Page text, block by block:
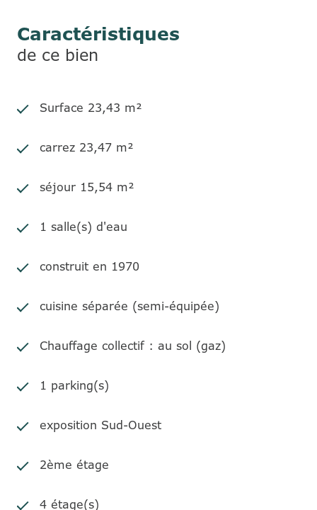
Caractéristiques
de ce bien
Surface 23,43 m²
carrez 23,47 m²
séjour 15,54 m²
1 salle(s) d'eau
construit en 1970
cuisine séparée (semi-équipée)
Chauffage collectif : au sol (gaz)
1 parking(s)
exposition Sud-Ouest
2ème étage
4 étage(s)